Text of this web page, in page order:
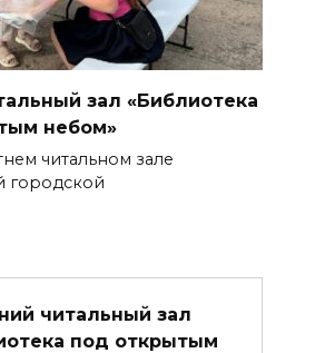
зал «Библиотека
небом»
читальном зале
городской
читальный зал
под открытым